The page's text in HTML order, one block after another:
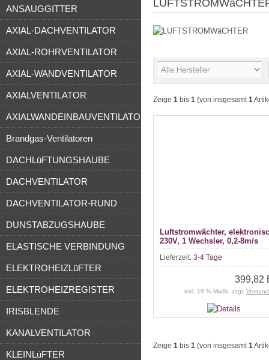
ANSAUGGITTER
AXIAL-DACHVENTILATOR
AXIAL-ROHRVENTILATOR
AXIAL-WANDVENTILATOR
AXIALVENTILATOR
AXIALWANDEINBAUVENTILATOR
Brandgas-Ventilatoren
DACHLüFTUNGSHAUBE
DACHVENTILATOR
DACHVENTILATOR-RUND
DUNSTABZUGSHAUBE
ELASTISCHE VERBINDUNG
ELEKTROHEIZLüFTER
ELEKTROHEIZREGISTER
IRISBLENDE
KANALVENTILATOR
KLEINLüFTER
Zeige 1 bis 1 (von insgesamt1
Luftstromwächter,
230V, 1 Wechsler, 0,2-8m/s
Lieferzeit: 3-4 Tage
399,82
inkl. 19 % MwSt. zzgl.
Zeige 1 bis 1 (von insgesamt1